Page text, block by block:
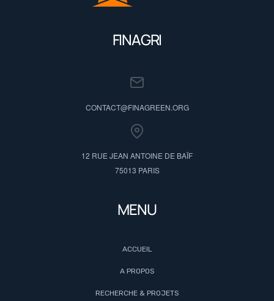
FINAGRI
CONTACT@FINAGREEN.ORG
12 RUE JEAN ANTOINE DE BAÏF
75013 PARIS
MENU
ACCUEIL
A PROPOS
RECHERCHE & PROJETS